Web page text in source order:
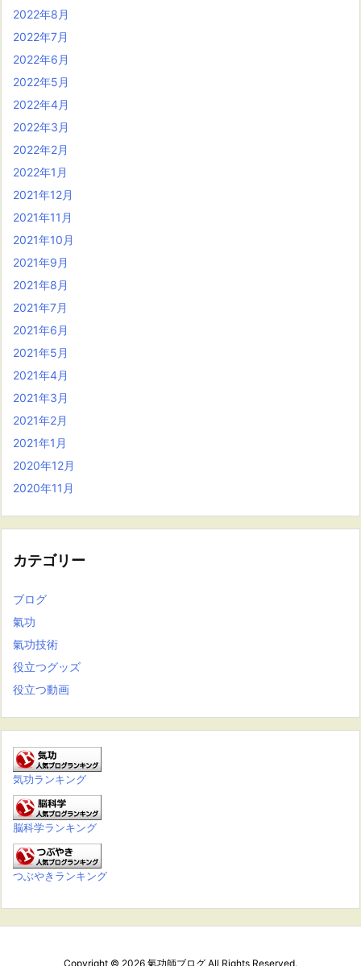
2022年8月
2022年7月
2022年6月
2022年5月
2022年4月
2022年3月
2022年2月
2022年1月
2021年12月
2021年11月
2021年10月
2021年9月
2021年8月
2021年7月
2021年6月
2021年5月
2021年4月
2021年3月
2021年2月
2021年1月
2020年12月
2020年11月
カテゴリー
ブログ
氣功
氣功技術
役立つグッズ
役立つ動画
気功ランキング
脳科学ランキング
つぶやきランキング
Copyright © 2026 氣功師ブログ All Rights Reserved.